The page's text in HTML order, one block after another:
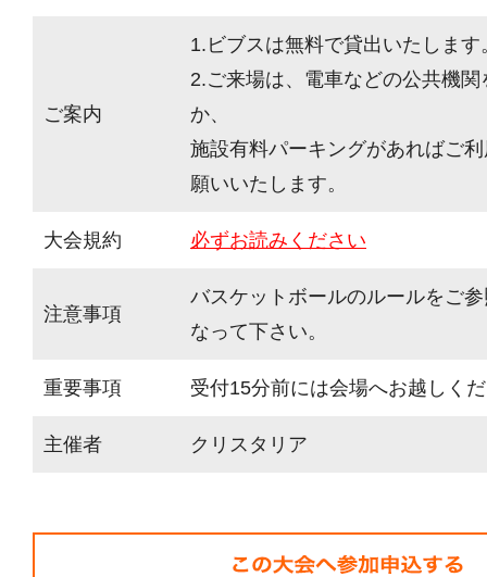
ご案内
1.ビブスは無料で貸出いたします
2.ご来場は、電車などの公共機
か、
施設有料パーキングがあればご
願いいたします。
大会規約 必ずお読みください
注意事項
バスケットボールのルールをご
なって下さい。
重要事項 受付15分前には会場へお越しく
主催者 クリスタリア